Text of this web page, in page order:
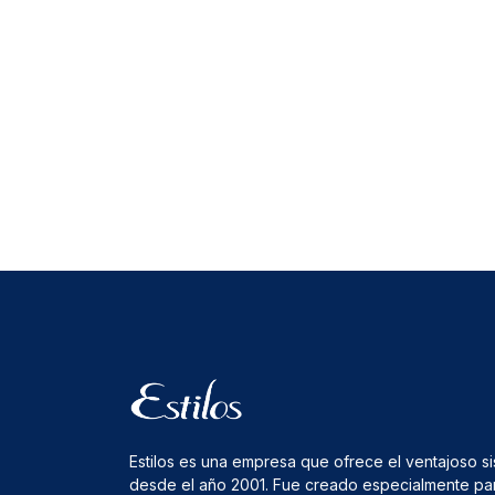
Estilos es una empresa que ofrece el ventajoso
desde el año 2001. Fue creado especialmente